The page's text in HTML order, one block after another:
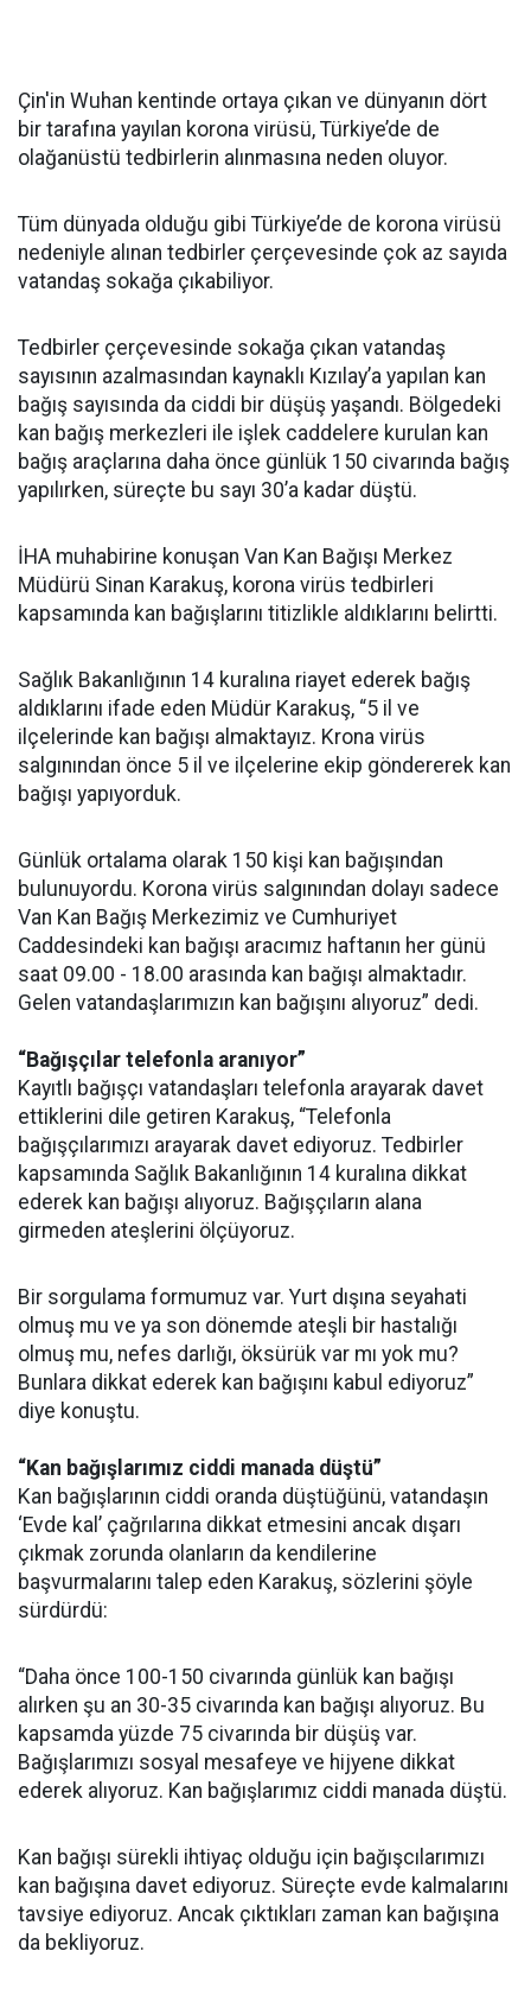
Çin'in Wuhan kentinde ortaya çıkan ve dünyanın dört
bir tarafına yayılan korona virüsü, Türkiye’de de
olağanüstü tedbirlerin alınmasına neden oluyor.
Tüm dünyada olduğu gibi Türkiye’de de korona virüsü
nedeniyle alınan tedbirler çerçevesinde çok az sayıda
vatandaş sokağa çıkabiliyor.
Tedbirler çerçevesinde sokağa çıkan vatandaş
sayısının azalmasından kaynaklı Kızılay’a yapılan kan
bağış sayısında da ciddi bir düşüş yaşandı. Bölgedeki
kan bağış merkezleri ile işlek caddelere kurulan kan
bağış araçlarına daha önce günlük 150 civarında bağış
yapılırken, süreçte bu sayı 30’a kadar düştü.
İHA muhabirine konuşan Van Kan Bağışı Merkez
Müdürü Sinan Karakuş, korona virüs tedbirleri
kapsamında kan bağışlarını titizlikle aldıklarını belirtti.
Sağlık Bakanlığının 14 kuralına riayet ederek bağış
aldıklarını ifade eden Müdür Karakuş, “5 il ve
ilçelerinde kan bağışı almaktayız. Krona virüs
salgınından önce 5 il ve ilçelerine ekip göndererek kan
bağışı yapıyorduk.
Günlük ortalama olarak 150 kişi kan bağışından
bulunuyordu. Korona virüs salgınından dolayı sadece
Van Kan Bağış Merkezimiz ve Cumhuriyet
Caddesindeki kan bağışı aracımız haftanın her günü
saat 09.00 - 18.00 arasında kan bağışı almaktadır.
Gelen vatandaşlarımızın kan bağışını alıyoruz” dedi.
“Bağışçılar telefonla aranıyor”
Kayıtlı bağışçı vatandaşları telefonla arayarak davet
ettiklerini dile getiren Karakuş, “Telefonla
bağışçılarımızı arayarak davet ediyoruz. Tedbirler
kapsamında Sağlık Bakanlığının 14 kuralına dikkat
ederek kan bağışı alıyoruz. Bağışçıların alana
girmeden ateşlerini ölçüyoruz.
Bir sorgulama formumuz var. Yurt dışına seyahati
olmuş mu ve ya son dönemde ateşli bir hastalığı
olmuş mu, nefes darlığı, öksürük var mı yok mu?
Bunlara dikkat ederek kan bağışını kabul ediyoruz”
diye konuştu.
“Kan bağışlarımız ciddi manada düştü”
Kan bağışlarının ciddi oranda düştüğünü, vatandaşın
‘Evde kal’ çağrılarına dikkat etmesini ancak dışarı
çıkmak zorunda olanların da kendilerine
başvurmalarını talep eden Karakuş, sözlerini şöyle
sürdürdü:
“Daha önce 100-150 civarında günlük kan bağışı
alırken şu an 30-35 civarında kan bağışı alıyoruz. Bu
kapsamda yüzde 75 civarında bir düşüş var.
Bağışlarımızı sosyal mesafeye ve hijyene dikkat
ederek alıyoruz. Kan bağışlarımız ciddi manada düştü.
Kan bağışı sürekli ihtiyaç olduğu için bağışcılarımızı
kan bağışına davet ediyoruz. Süreçte evde kalmalarını
tavsiye ediyoruz. Ancak çıktıkları zaman kan bağışına
da bekliyoruz.